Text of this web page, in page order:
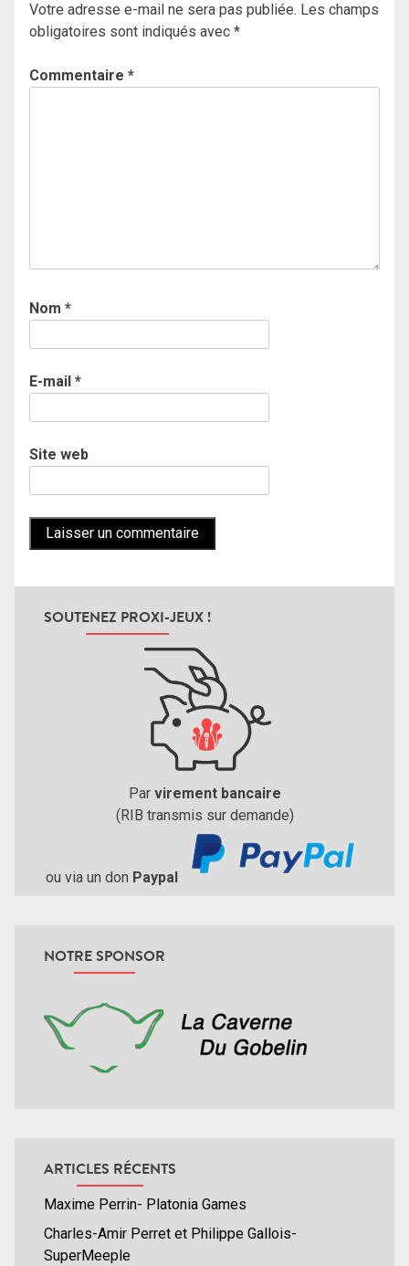
Votre adresse e-mail ne sera pas publiée. Les champs
obligatoires sont indiqués avec *
Commentaire *
Nom *
E-mail *
Site web
SOUTENEZ PROXI-JEUX !
Par virement bancaire
(RIB transmis sur demande)
ou via un don Paypal
NOTRE SPONSOR
ARTICLES RÉCENTS
Maxime Perrin- Platonia Games
Charles-Amir Perret et Philippe Gallois-
SuperMeeple